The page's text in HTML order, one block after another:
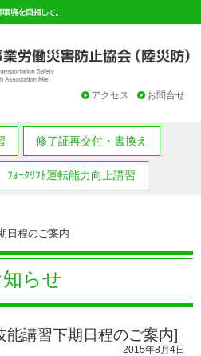
お問合せ
アクセス
修了証再交付・書換え
ﾌｫｰｸﾘﾌﾄ運転能力向上講習
日程のご案内
らせ
能講習下期日程のご案内]
2015年8月4日